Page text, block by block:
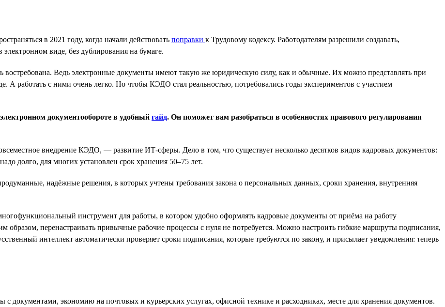
в 2021 году, когда начали действовать поправки к Трудовому кодексу. Работодателям разрешили создавать,
виде, без дублирования на бумаге.
востребована. Ведь электронные документы имеют такую же юридическую силу, как и обычные. Их можно представлять при
А работать с ними очень легко. Но чтобы КЭДО стал реальностью, потребовались годы экспериментов с участием
документообороте в удобный гайд. Он поможет вам разобраться в особенностях правового регулирования
внедрение КЭДО, — развитие ИТ-сферы. Дело в том, что существует несколько десятков видов кадровых документов:
долго, для многих установлен срок хранения 50–75 лет.
надёжные решения, в которых учтены требования закона о персональных данных, сроки хранения, внутренняя
инструмент для работы, в котором удобно оформлять кадровые документы от приёма на работу
образом, перенастраивать привычные рабочие процессы с нуля не потребуется. Можно настроить гибкие маршруты подписания,
интеллект автоматически проверяет сроки подписания, которые требуются по закону, и присылает уведомления: теперь
документами, экономию на почтовых и курьерских услугах, офисной технике и расходниках, месте для хранения документов.